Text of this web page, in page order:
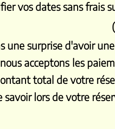
vos dates sans frais
une surprise d'avoir
acceptons les
total de votre
lors de votre